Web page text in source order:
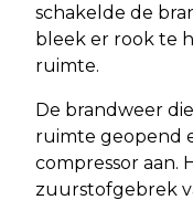
schakelde de
bleek er rook te
ruimte.
De brandweer
ruimte geopend
compressor aan.
zuurstofgebrek